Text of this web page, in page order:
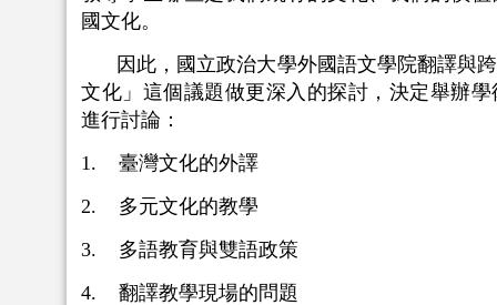
國文化。
因此，國立政治大學外國語文學院翻譯與
文化」這個議題做更深入的探討，決定舉辦
進行討論：
1. 臺灣文化的外譯
2. 多元文化的教學
3. 多語教育與雙語政策
4. 翻譯教學現場的問題